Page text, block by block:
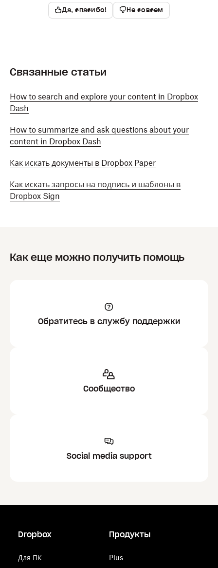
Да, спасибо! Не совсем
Связанные статьи
How to search and explore your content in Dropbox
Dash
How to summarize and ask questions about your
content in Dropbox Dash
Как искать документы в Dropbox Paper
Как искать запросы на подпись и шаблоны в
Dropbox Sign
Как еще можно получить помощь
Обратитесь в службу поддержки
Сообщество
Social media support
Dropbox
Для ПК
Продукты
Plus